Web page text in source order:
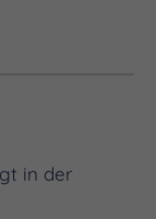
in der